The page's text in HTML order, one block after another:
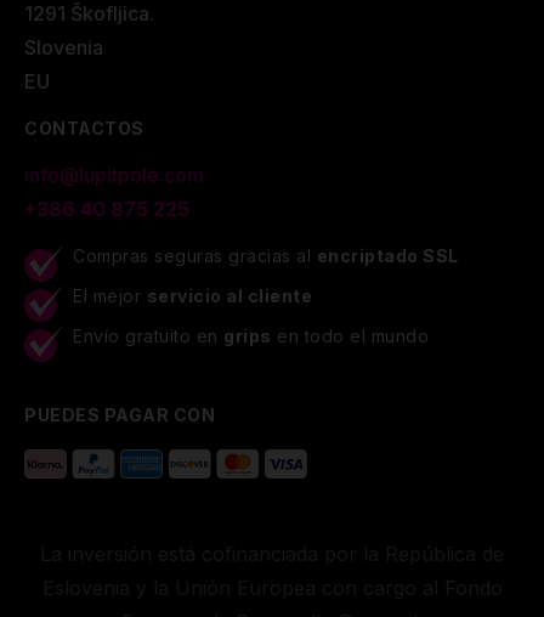
1291 Škofljica.
Slovenia
EU
CONTACTOS
info@lupitpole.com
+386 40 875 225
Compras seguras gracias al encriptado SSL
El mejor servicio al cliente
Envío gratuito en grips en todo el mundo
PUEDES PAGAR CON